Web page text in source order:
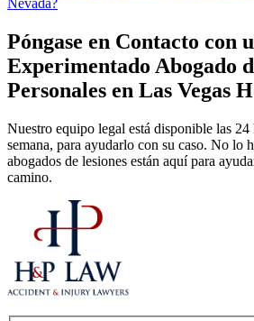
Póngase en Contacto con
Experimentado Abogado
Personales en Las Vegas
Nuestro equipo legal está disponible las 24
semana, para ayudarlo con su caso. No lo
abogados de lesiones están aquí para
camino.